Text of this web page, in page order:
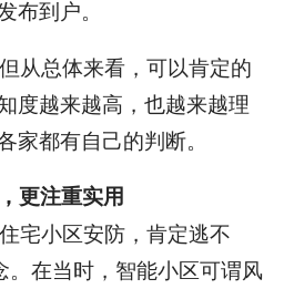
布到户。
总体来看，可以肯定的
度越来越高，也越来越理
家都有自己的判断。
更注重实用
小区安防，肯定逃不
。在当时，智能小区可谓风